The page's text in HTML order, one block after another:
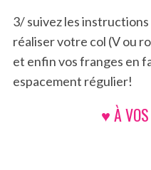
3/ suivez les
réaliser votre col (V ou
et enfin vos franges en
espacement régulier!
♥ À